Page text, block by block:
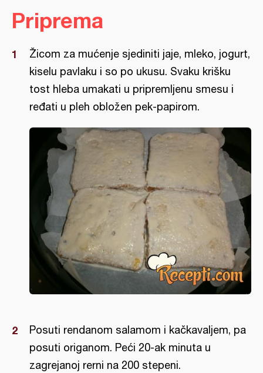
Priprema
Žicom za mućenje sjediniti jaje, mleko, jogurt,
kiselu pavlaku i so po ukusu. Svaku krišku
tost hleba umakati u pripremljenu smesu i
ređati u pleh obložen pek-papirom.
Posuti rendanom salamom i kačkavaljem, pa
posuti origanom. Peći 20-ak minuta u
zagrejanoj rerni na 200 stepeni.